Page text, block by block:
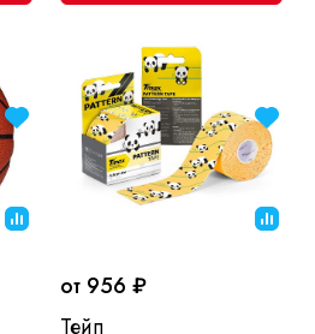
от 956 ₽
Тейп